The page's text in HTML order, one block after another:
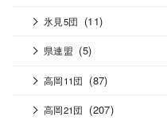
氷見5団 (11)
県連盟 (5)
高岡11団 (87)
高岡21団 (207)